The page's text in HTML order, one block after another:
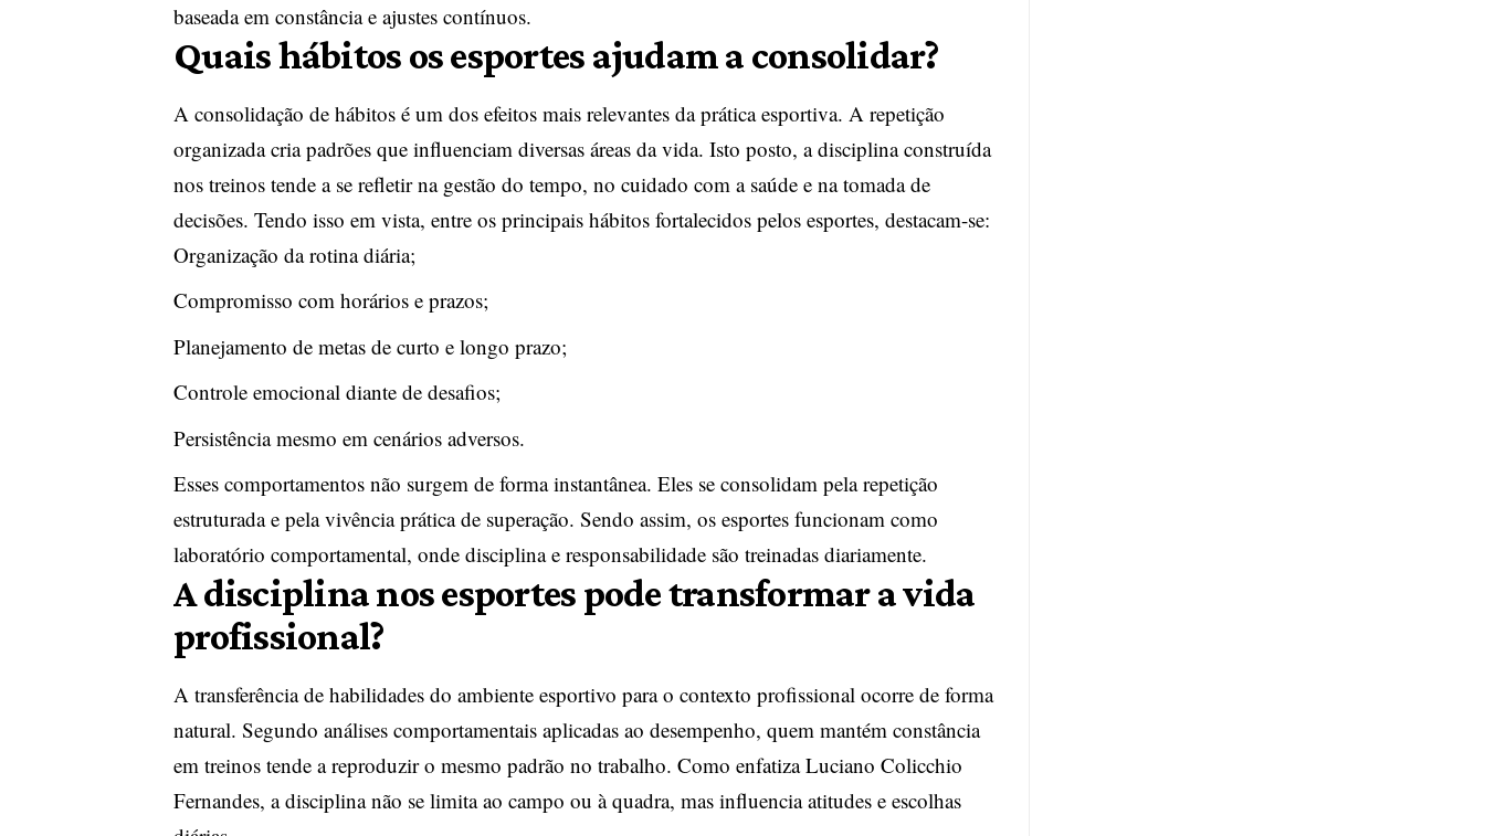
baseada em constância e ajustes contínuos.
Quais hábitos os esportes ajudam a consolidar?
A consolidação de hábitos é um dos efeitos mais relevantes da prática esportiva. A repetição
organizada cria padrões que influenciam diversas áreas da vida. Isto posto, a disciplina construída
nos treinos tende a se refletir na gestão do tempo, no cuidado com a saúde e na tomada de
decisões. Tendo isso em vista, entre os principais hábitos fortalecidos pelos esportes, destacam-se:
Organização da rotina diária;
Compromisso com horários e prazos;
Planejamento de metas de curto e longo prazo;
Controle emocional diante de desafios;
Persistência mesmo em cenários adversos.
Esses comportamentos não surgem de forma instantânea. Eles se consolidam pela repetição
estruturada e pela vivência prática de superação. Sendo assim, os esportes funcionam como
laboratório comportamental, onde disciplina e responsabilidade são treinadas diariamente.
A disciplina nos esportes pode transformar a vida
profissional?
A transferência de habilidades do ambiente esportivo para o contexto profissional ocorre de forma
natural. Segundo análises comportamentais aplicadas ao desempenho, quem mantém constância
em treinos tende a reproduzir o mesmo padrão no trabalho. Como enfatiza Luciano Colicchio
Fernandes, a disciplina não se limita ao campo ou à quadra, mas influencia atitudes e escolhas